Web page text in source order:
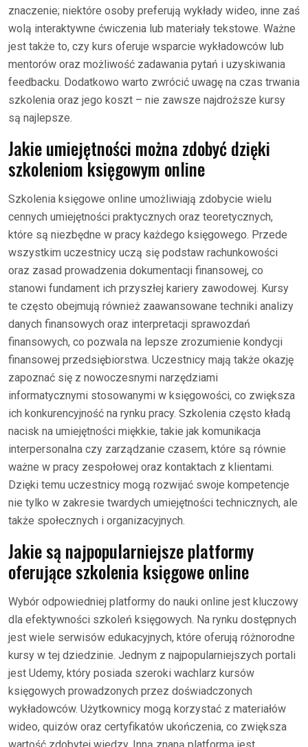
znaczenie; niektóre osoby preferują wykłady wideo, inne zaś
wolą interaktywne ćwiczenia lub materiały tekstowe. Ważne
jest także to, czy kurs oferuje wsparcie wykładowców lub
mentorów oraz możliwość zadawania pytań i uzyskiwania
feedbacku. Dodatkowo warto zwrócić uwagę na czas trwania
szkolenia oraz jego koszt – nie zawsze najdroższe kursy
są najlepsze.
Jakie umiejętności można zdobyć dzięki
szkoleniom księgowym online
Szkolenia księgowe online umożliwiają zdobycie wielu
cennych umiejętności praktycznych oraz teoretycznych,
które są niezbędne w pracy każdego księgowego. Przede
wszystkim uczestnicy uczą się podstaw rachunkowości
oraz zasad prowadzenia dokumentacji finansowej, co
stanowi fundament ich przyszłej kariery zawodowej. Kursy
te często obejmują również zaawansowane techniki analizy
danych finansowych oraz interpretacji sprawozdań
finansowych, co pozwala na lepsze zrozumienie kondycji
finansowej przedsiębiorstwa. Uczestnicy mają także okazję
zapoznać się z nowoczesnymi narzędziami
informatycznymi stosowanymi w księgowości, co zwiększa
ich konkurencyjność na rynku pracy. Szkolenia często kładą
nacisk na umiejętności miękkie, takie jak komunikacja
interpersonalna czy zarządzanie czasem, które są równie
ważne w pracy zespołowej oraz kontaktach z klientami.
Dzięki temu uczestnicy mogą rozwijać swoje kompetencje
nie tylko w zakresie twardych umiejętności technicznych, ale
także społecznych i organizacyjnych.
Jakie są najpopularniejsze platformy
oferujące szkolenia księgowe online
Wybór odpowiedniej platformy do nauki online jest kluczowy
dla efektywności szkoleń księgowych. Na rynku dostępnych
jest wiele serwisów edukacyjnych, które oferują różnorodne
kursy w tej dziedzinie. Jednym z najpopularniejszych portali
jest Udemy, który posiada szeroki wachlarz kursów
księgowych prowadzonych przez doświadczonych
wykładowców. Użytkownicy mogą korzystać z materiałów
wideo, quizów oraz certyfikatów ukończenia, co zwiększa